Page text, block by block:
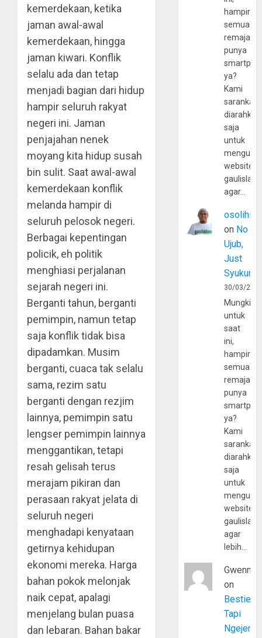
kemerdekaan, ketika
jaman awal-awal
kemerdekaan, hingga
jaman kiwari. Konflik
selalu ada dan tetap
menjadi bagian dari hidup
hampir seluruh rakyat
negeri ini. Jaman
penjajahan nenek
moyang kita hidup susah
bin sulit. Saat awal-awal
kemerdekaan konflik
melanda hampir di
seluruh pelosok negeri.
Berbagai kepentingan
policik, eh politik
menghiasi perjalanan
sejarah negeri ini.
Berganti tahun, berganti
pemimpin, namun tetap
saja konflik tidak bisa
dipadamkan. Musim
berganti, cuaca tak selalu
sama, rezim satu
berganti dengan rezjim
lainnya, pemimpin satu
lengser pemimpin lainnya
menggantikan, tetapi
resah gelisah terus
merajam pikiran dan
perasaan rakyat jelata di
seluruh negeri
menghadapi kenyataan
getirnya kehidupan
ekonomi mereka. Harga
bahan pokok melonjak
naik cepat, apalagi
menjelang bulan puasa
dan lebaran. Bahan bakar
hampir
semua
remaja
punya
ya?
Kami
sarankan,
diarahkan
saja
untuk
website
agar…
osolihin
on No
Ujub,
Just
Syukur
30/03/
Mungkin
untuk
saat
ini,
hampir
semua
remaja
punya
ya?
Kami
sarankan,
diarahkan
saja
untuk
website
agar
lebih…
Gwenny
on
Bestie
Tapi